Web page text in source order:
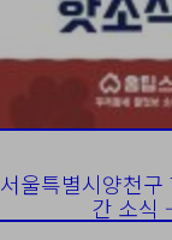
서울특별시양천
간 소식